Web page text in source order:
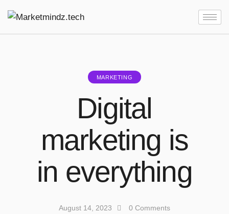
MARKETING
Digital
marketing is
in everything
August 14, 2023 0 Comments